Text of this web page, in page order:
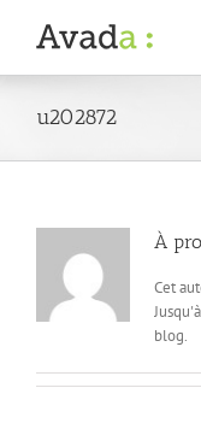
u202872
À
Cet
blog.